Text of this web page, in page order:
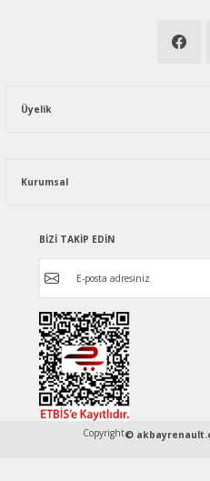
Üyelik
Kurumsal
BİZİ TAKİP EDİN
Copyright©